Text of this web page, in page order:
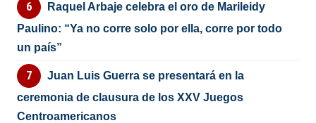
Raquel Arbaje celebra el oro de Marileidy
Paulino: “Ya no corre solo por ella, corre por todo
un país”
Juan Luis Guerra se presentará en la
ceremonia de clausura de los XXV Juegos
Centroamericanos